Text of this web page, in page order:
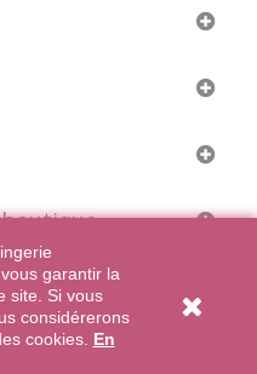
réservés
garantir la
site. Si vous
considérerons
cookies. En